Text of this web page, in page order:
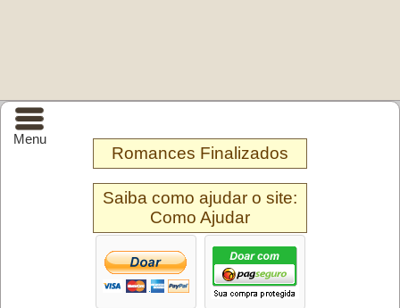
Menu
Romances Finalizados
Saiba como ajudar o site:
Como Ajudar